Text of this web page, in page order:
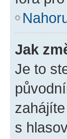
Jak
Je to
s